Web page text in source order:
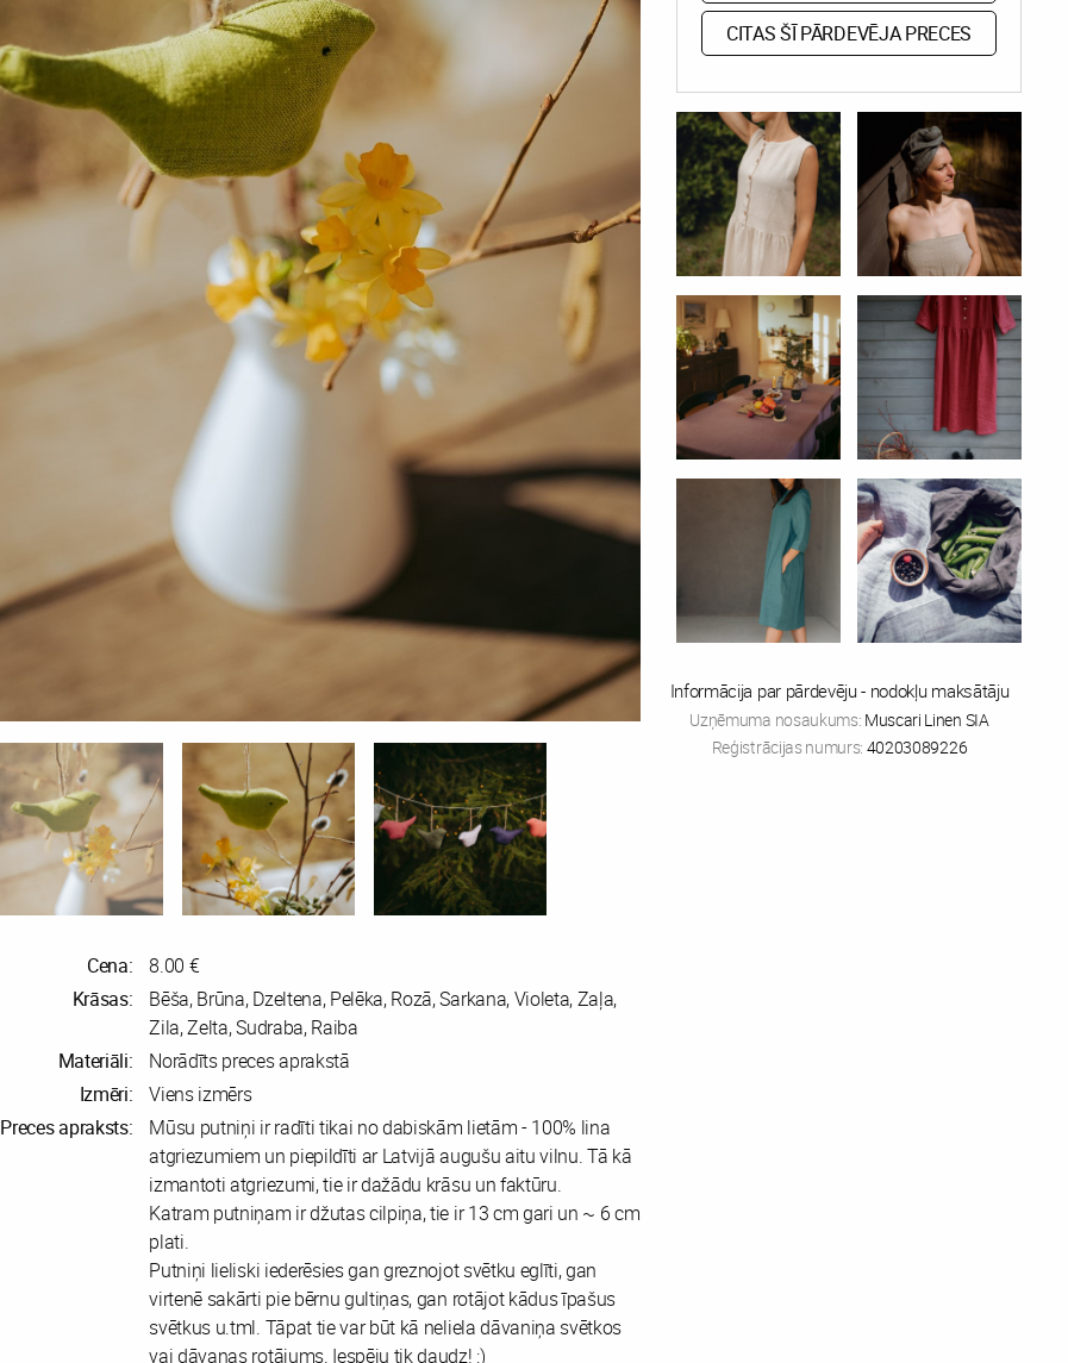
Cena:
8.00 €
Krāsas:
Bēša, Brūna, Dzeltena, Pelēka, Rozā, Sarkana, Violeta, Zaļa,
Zila, Zelta, Sudraba, Raiba
Materiāli:
Norādīts preces aprakstā
Izmēri:
Viens izmērs
Preces apraksts:
Mūsu putniņi ir radīti tikai no dabiskām lietām - 100% lina
atgriezumiem un piepildīti ar Latvijā augušu aitu vilnu. Tā kā
izmantoti atgriezumi, tie ir dažādu krāsu un faktūru.
Katram putniņam ir džutas cilpiņa, tie ir 13 cm gari un ~ 6 cm
plati.
Putniņi lieliski iederēsies gan greznojot svētku eglīti, gan
virtenē sakārti pie bērnu gultiņas, gan rotājot kādus īpašus
svētkus u.tml. Tāpat tie var būt kā neliela dāvaniņa svētkos
vai dāvanas rotājums. Iespēju tik daudz! :)
CITAS ŠĪ PĀRDEVĒJA PRECES
Informācija par pārdevēju - nodokļu maksātāju
Uzņēmuma nosaukums: Muscari Linen SIA
Reģistrācijas numurs: 40203089226